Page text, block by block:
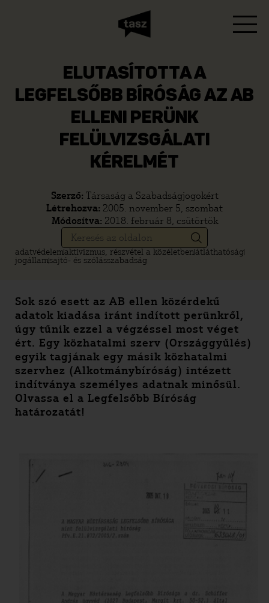
ELUTASÍTOTTA A
LEGFELSŐBB BÍRÓSÁG AZ AB
ELLENI PERÜNK
FELÜLVIZSGÁLATI
KÉRELMÉT
Szerző: Társaság a Szabadságjogokért
Létrehozva: 2005. november 5, szombat
Módosítva: 2018. február 8, csütörtök
adatvédelemaktivizmus, részvétel a közéletbenátláthatóság
jogállamsajtó- és szólásszabadság
Sok szó esett az AB ellen közérdekű
adatok kiadása iránt indított perünkről,
úgy tűnik ezzel a végzéssel most véget
ért. Egy közhatalmi szerv (Országgyűlés)
egyik tagjának egy másik közhatalmi
szervhez (Alkotmánybíróság) intézett
indítványa személyes adatnak minősül.
Olvassa el a Legfelsőbb Bíróság
határozatát!